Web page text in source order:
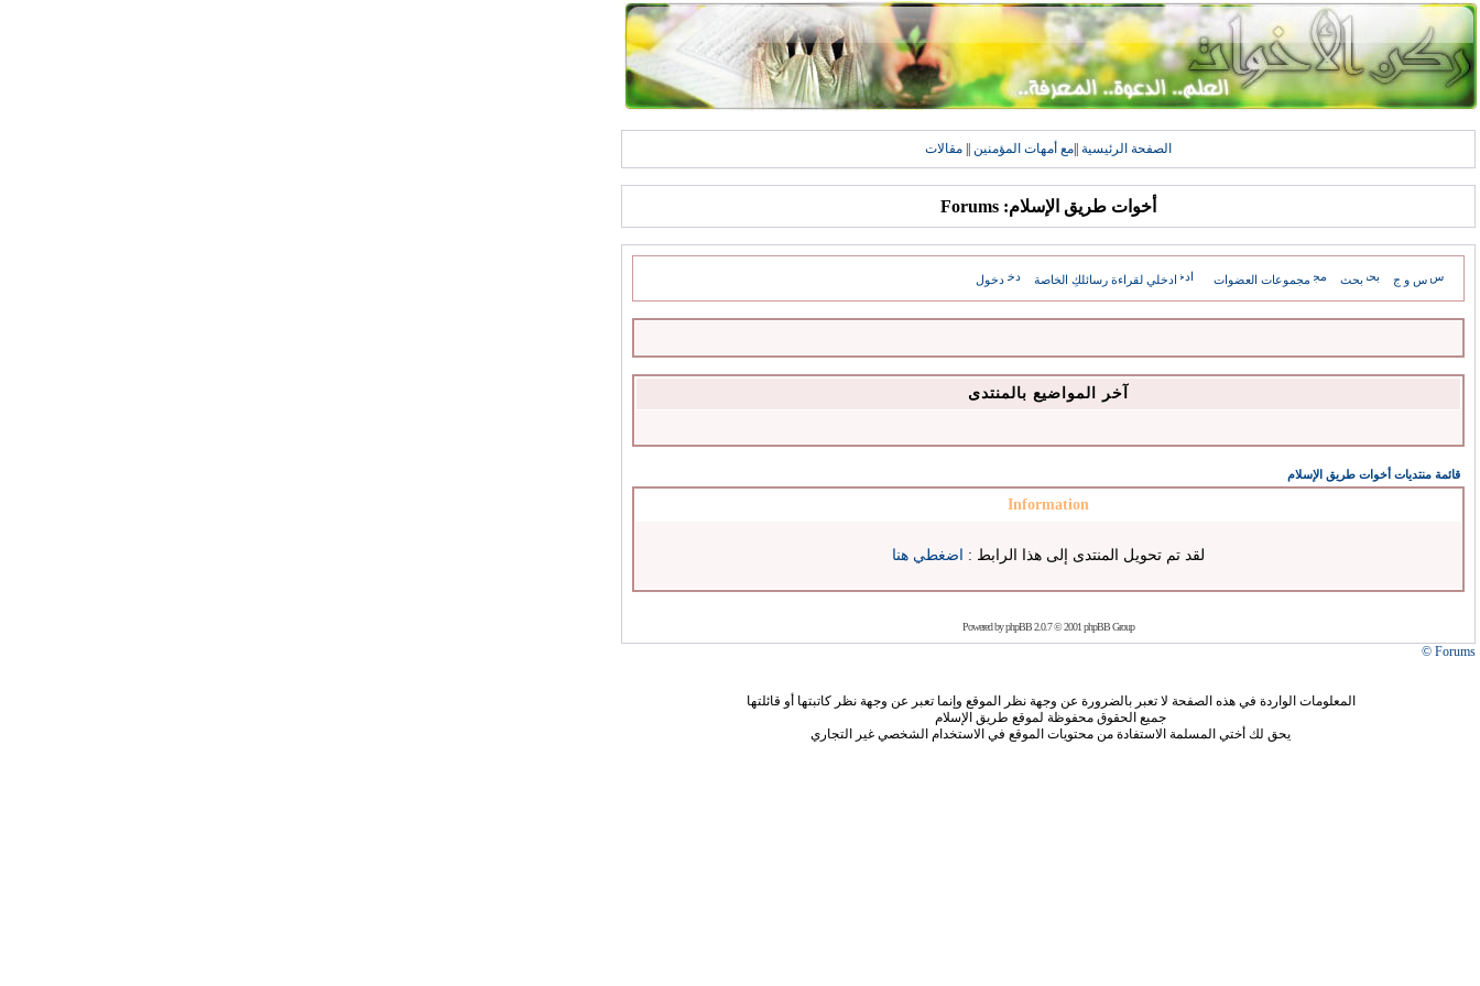
الصفحة الرئيسية مع أمهات المؤمنين مقالات
أخوات طريق الإسلام: Forums
س و ج بحث مجموعات العضوات ادخلي لقراءة رسائلكِ الخاصة دخول
آخر المواضيع بالمنتدى
قائمة منتديات أخوات طريق الإسلام
Information
لقد تم تحويل المنتدى إلى هذا الرابط : اضغطي هنا
Powered byphpBB2.0.7 © 2001 phpBB Group
Forums ©
المعلومات الواردة في هذه الصفحة لا تعبر بالضرورة عن وجهة نظر الموقع وإنما تعبر عن وجهة نظر كاتبتها أو قائلتها
جميع الحقوق محفوظة لموقع طريق الإسلام
يحق لك أختي المسلمة الاستفادة من محتويات الموقع في الاستخدام الشخصي غير التجاري